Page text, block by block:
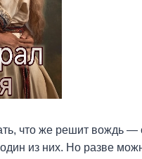
что же решит вождь —
один из них. Но разве